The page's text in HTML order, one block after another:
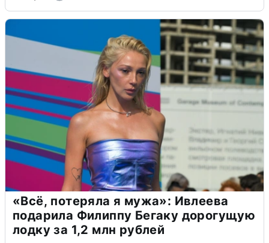
«Всё, потеряла я мужа»: Ивлеева
подарила Филиппу Бегаку дорогущую
лодку за 1,2 млн рублей